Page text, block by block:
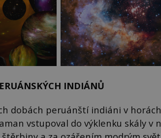
INDIÁNŮ
dobách peruánští indiáni v
vstupoval do výklenku skály v